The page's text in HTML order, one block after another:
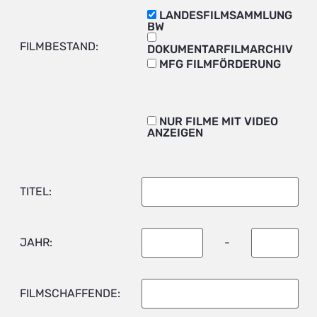
FILMBESTAND:
LANDESFILMSAMMLUNG
BW
DOKUMENTARFILMARCHIV
MFG FILMFÖRDERUNG
NUR FILME MIT VIDEO
ANZEIGEN
TITEL:
JAHR: -
FILMSCHAFFENDE: